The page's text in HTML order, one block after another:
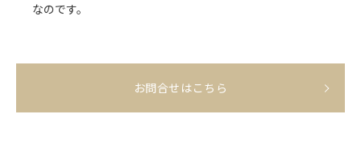
なのです。
お問合せはこちら